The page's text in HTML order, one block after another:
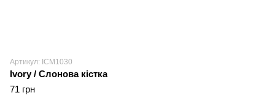
Артикул: ICM1030
Ivory / Слонова кістка
71 грн